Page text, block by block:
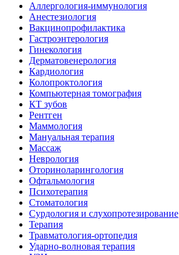
Аллергология-иммунология
Анестезиология
Вакцинопрофилактика
Гастроэнтерология
Гинекология
Дерматовенерология
Кардиология
Колопроктология
Компьютерная томография
КТ зубов
Рентген
Маммология
Мануальная терапия
Массаж
Неврология
Оториноларингология
Офтальмология
Психотерапия
Стоматология
Сурдология и слухопротезирование
Терапия
Травматология-ортопедия
Ударно-волновая терапия